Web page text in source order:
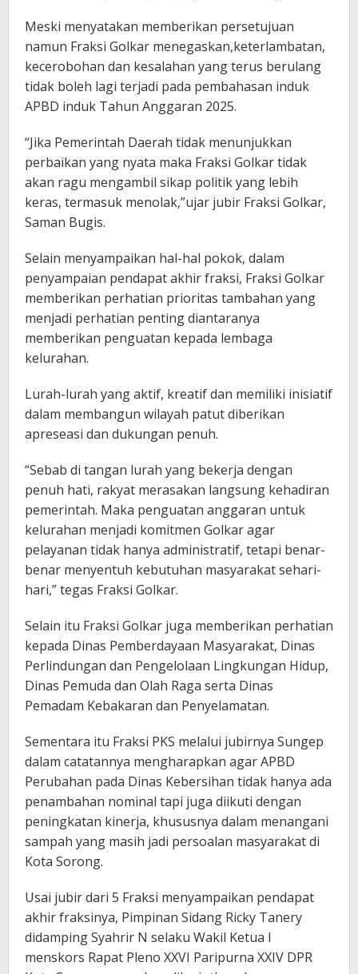
Meski menyatakan memberikan persetujuan
namun Fraksi Golkar menegaskan,keterlambatan,
kecerobohan dan kesalahan yang terus berulang
tidak boleh lagi terjadi pada pembahasan induk
APBD induk Tahun Anggaran 2025.
“Jika Pemerintah Daerah tidak menunjukkan
perbaikan yang nyata maka Fraksi Golkar tidak
akan ragu mengambil sikap politik yang lebih
keras, termasuk menolak,”ujar jubir Fraksi Golkar,
Saman Bugis.
Selain menyampaikan hal-hal pokok, dalam
penyampaian pendapat akhir fraksi, Fraksi Golkar
memberikan perhatian prioritas tambahan yang
menjadi perhatian penting diantaranya
memberikan penguatan kepada lembaga
kelurahan.
Lurah-lurah yang aktif, kreatif dan memiliki inisiatif
dalam membangun wilayah patut diberikan
apreseasi dan dukungan penuh.
“Sebab di tangan lurah yang bekerja dengan
penuh hati, rakyat merasakan langsung kehadiran
pemerintah. Maka penguatan anggaran untuk
kelurahan menjadi komitmen Golkar agar
pelayanan tidak hanya administratif, tetapi benar-
benar menyentuh kebutuhan masyarakat sehari-
hari,” tegas Fraksi Golkar.
Selain itu Fraksi Golkar juga memberikan perhatian
kepada Dinas Pemberdayaan Masyarakat, Dinas
Perlindungan dan Pengelolaan Lingkungan Hidup,
Dinas Pemuda dan Olah Raga serta Dinas
Pemadam Kebakaran dan Penyelamatan.
Sementara itu Fraksi PKS melalui jubirnya Sungep
dalam catatannya mengharapkan agar APBD
Perubahan pada Dinas Kebersihan tidak hanya ada
penambahan nominal tapi juga diikuti dengan
peningkatan kinerja, khususnya dalam menangani
sampah yang masih jadi persoalan masyarakat di
Kota Sorong.
Usai jubir dari 5 Fraksi menyampaikan pendapat
akhir fraksinya, Pimpinan Sidang Ricky Tanery
didamping Syahrir N selaku Wakil Ketua I
menskors Rapat Pleno XXVI Paripurna XXIV DPR